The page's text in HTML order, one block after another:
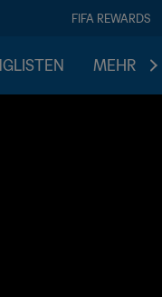
FIFA REWARDS
MEHR